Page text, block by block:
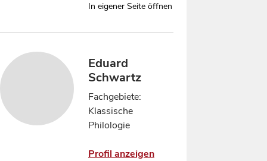
In eigener Seite öffnen
Eduard
Schwartz
Fachgebiete:
Klassische
Philologie
Profil anzeigen